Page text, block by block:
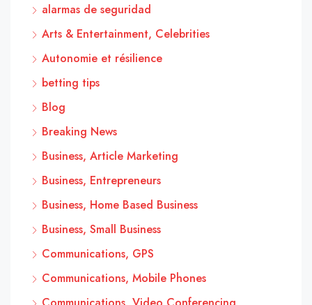
alarmas de seguridad
Arts & Entertainment, Celebrities
Autonomie et résilience
betting tips
Blog
Breaking News
Business, Article Marketing
Business, Entrepreneurs
Business, Home Based Business
Business, Small Business
Communications, GPS
Communications, Mobile Phones